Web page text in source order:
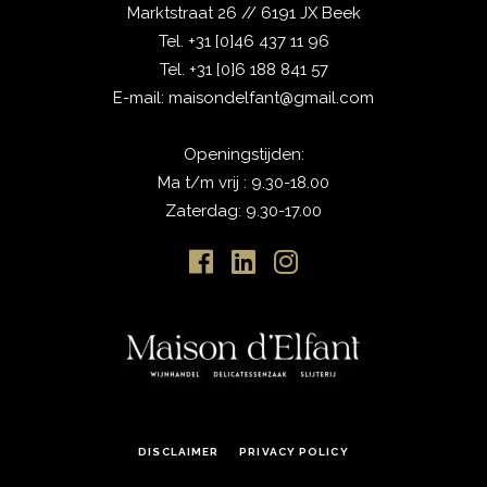
Marktstraat 26 // 6191 JX Beek
Tel. +31 [0]46 437 11 96
Tel. +31 [0]6 188 841 57
E-mail: maisondelfant@gmail.com
Openingstijden:
Ma t/m vrij : 9.30-18.00
Zaterdag: 9.30-17.00
DISCLAIMER PRIVACY POLICY